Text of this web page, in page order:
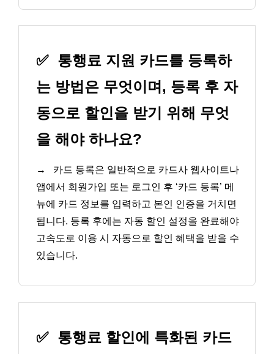
✅ 통행료 지원 카드를 등록하
는 방법은 무엇이며, 등록 후 자
동으로 할인을 받기 위해 무엇
을 해야 하나요?
→
카드 등록은 일반적으로 카드사 웹사이트나
앱에서 회원가입 또는 로그인 후 ‘카드 등록’ 메
뉴에 카드 정보를 입력하고 본인 인증을 거치면
됩니다. 등록 후에는 자동 할인 설정을 완료해야
고속도로 이용 시 자동으로 할인 혜택을 받을 수
있습니다.
✅ 통행료 할인에 특화된 카드